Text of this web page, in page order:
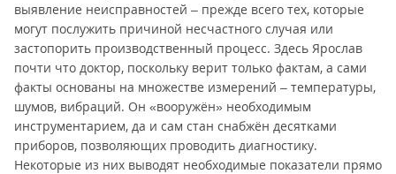
выявление неисправностей – прежде всего тех, которые
могут послужить причиной несчастного случая или
застопорить производственный процесс. Здесь Ярослав
почти что доктор, поскольку верит только фактам, а сами
факты основаны на множестве измерений – температуры,
шумов, вибраций. Он «вооружён» необходимым
инструментарием, да и сам стан снабжён десятками
приборов, позволяющих проводить диагностику.
Некоторые из них выводят необходимые показатели прямо